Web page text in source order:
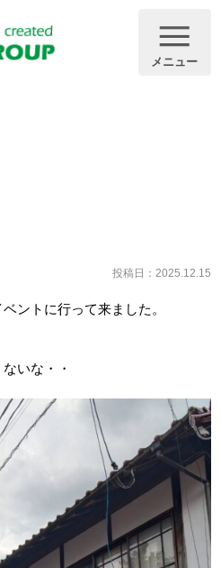
メニュー
投稿日：2025.12.15
ントに行って来ました。
いな・・